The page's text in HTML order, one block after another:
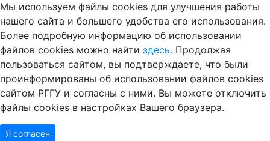
Мы используем файлы cookies для улучшения работы
нашего сайта и большего удобства его использования.
Более подробную информацию об использовании
файлов cookies можно найти здесь. Продолжая
пользоваться сайтом, вы подтверждаете, что были
проинформированы об использовании файлов cookies
сайтом РГГУ и согласны с ними. Вы можете отключить
файлы cookies в настройках Вашего браузера.
Я согласен